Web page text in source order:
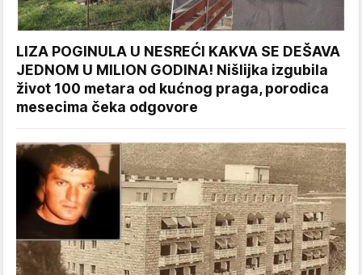
LIZA POGINULA U NESREĆI KAKVA SE DEŠAVA
JEDNOM U MILION GODINA! Nišlijka izgubila
život 100 metara od kućnog praga, porodica
mesecima čeka odgovore